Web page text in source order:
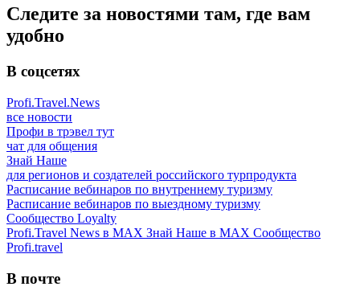
Следите за новостями там, где вам
удобно
В соцсетях
Profi.Travel.News
все новости
Профи в трэвел тут
чат для общения
Знай Наше
для регионов и создателей российского турпродукта
Расписание вебинаров по внутреннему туризму
Расписание вебинаров по выездному туризму
Сообщество Loyalty
Profi.Travel News в MAX Знай Наше в MAX Сообщество
Profi.travel
В почте